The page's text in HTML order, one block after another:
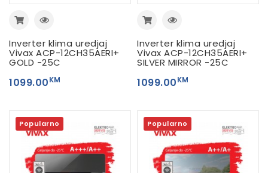
Inverter klima uredjaj
Vivax ACP-12CH35AERI+
GOLD -25C
1099.00KM
Inverter klima uredjaj
Vivax ACP-12CH35AERI+
SILVER MIRROR -25C
1099.00KM
Popularno Popularno